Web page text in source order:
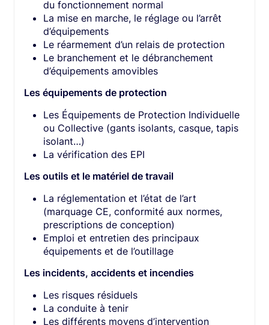
du fonctionnement normal
La mise en marche, le réglage ou l’arrêt
d’équipements
Le réarmement d’un relais de protection
Le branchement et le débranchement
d’équipements amovibles
Les équipements de protection
Les Équipements de Protection Individuelle
ou Collective (gants isolants, casque, tapis
isolant…)
La vérification des EPI
Les outils et le matériel de travail
La réglementation et l’état de l’art
(marquage CE, conformité aux normes,
prescriptions de conception)
Emploi et entretien des principaux
équipements et de l’outillage
Les incidents, accidents et incendies
Les risques résiduels
La conduite à tenir
Les différents moyens d’intervention